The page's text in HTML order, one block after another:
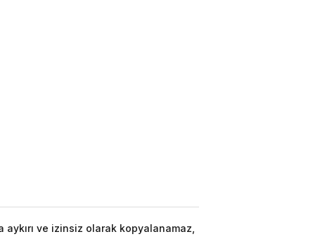
ve izinsiz olarak kopyalanamaz,